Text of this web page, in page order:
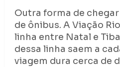
Outra forma de chegar
de ônibus. A Viação
linha entre Natal e
dessa linha saem a
viagem dura cerca de